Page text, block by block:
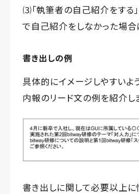
⑶「執筆者の自己紹介をする
で自己紹介をしなかった場合
書き出しの例
具体的にイメージしやすいよ
内報のリード文の例を紹介し
書き出しに関して必要以上